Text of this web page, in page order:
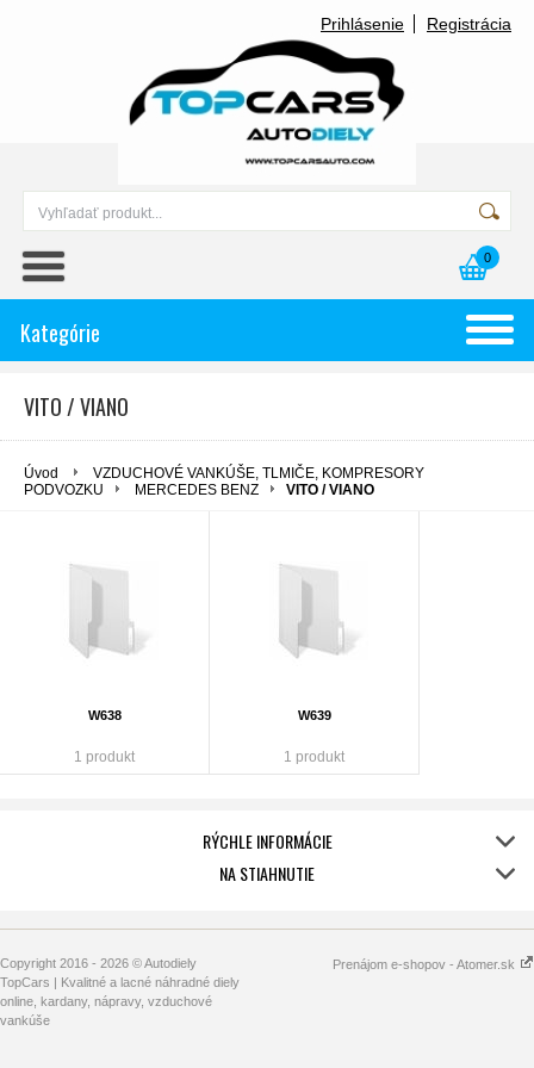
Prihlásenie Registrácia
0
Kategórie
VITO / VIANO
Úvod
VZDUCHOVÉ VANKÚŠE, TLMIČE, KOMPRESORY
PODVOZKU
MERCEDES BENZ VITO / VIANO
W638
1 produkt
W639
1 produkt
RÝCHLE INFORMÁCIE
NA STIAHNUTIE
Copyright 2016 - 2026 © Autodiely
TopCars | Kvalitné a lacné náhradné diely
online, kardany, nápravy, vzduchové
vankúše
Prenájom e-shopov - Atomer.sk